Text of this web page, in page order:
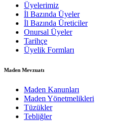
Üyelerimiz
İl Bazında Üyeler
İl Bazında Üreticiler
Onursal Üyeler
Tarihçe
Üyelik Formları
Maden Mevzuatı
Maden Kanunları
Maden Yönetmelikleri
Tüzükler
Tebliğler